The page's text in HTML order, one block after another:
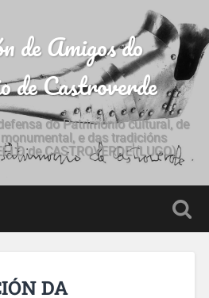
de Amigos do
de Castroverde
do Patrimonio cultural, de
e das tradicións
de CASTROVERDE (LUGO)
DA